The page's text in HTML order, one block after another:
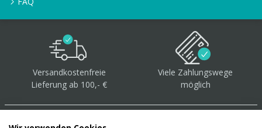
Versandkostenfreie
Lieferung ab 100,- €
Viele Zahlungswege
möglich